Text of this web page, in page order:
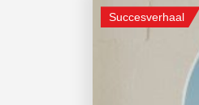
Succesverhaal